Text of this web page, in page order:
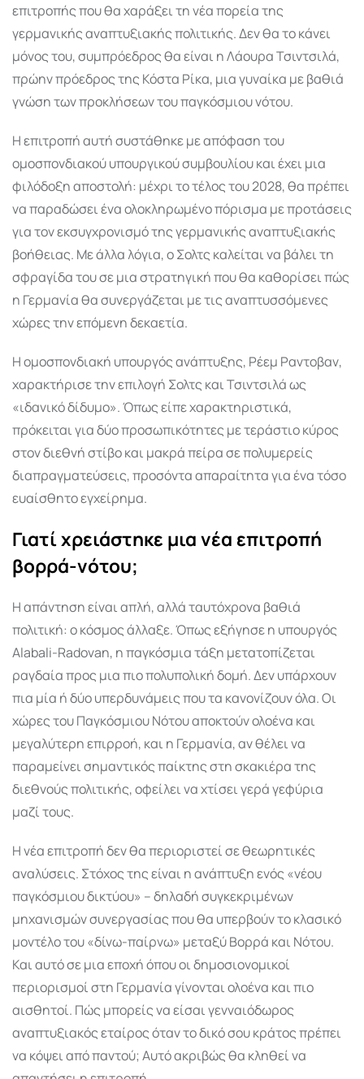
επιτροπής που θα χαράξει τη νέα πορεία της
γερμανικής αναπτυξιακής πολιτικής. Δεν θα το κάνει
μόνος του, συμπρόεδρος θα είναι η Λάουρα Τσιντσιλά,
πρώην πρόεδρος της Κόστα Ρίκα, μια γυναίκα με βαθιά
γνώση των προκλήσεων του παγκόσμιου νότου.
Η επιτροπή αυτή συστάθηκε με απόφαση του
ομοσπονδιακού υπουργικού συμβουλίου και έχει μια
φιλόδοξη αποστολή: μέχρι το τέλος του 2028, θα πρέπει
να παραδώσει ένα ολοκληρωμένο πόρισμα με προτάσεις
για τον εκσυγχρονισμό της γερμανικής αναπτυξιακής
βοήθειας. Με άλλα λόγια, ο Σολτς καλείται να βάλει τη
σφραγίδα του σε μια στρατηγική που θα καθορίσει πώς
η Γερμανία θα συνεργάζεται με τις αναπτυσσόμενες
χώρες την επόμενη δεκαετία.
Η ομοσπονδιακή υπουργός ανάπτυξης, Ρέεμ Ραντοβαν,
χαρακτήρισε την επιλογή Σολτς και Τσιντσιλά ως
«ιδανικό δίδυμο». Όπως είπε χαρακτηριστικά,
πρόκειται για δύο προσωπικότητες με τεράστιο κύρος
στον διεθνή στίβο και μακρά πείρα σε πολυμερείς
διαπραγματεύσεις, προσόντα απαραίτητα για ένα τόσο
ευαίσθητο εγχείρημα.
Γιατί χρειάστηκε μια νέα επιτροπή
βορρά-νότου;
Η απάντηση είναι απλή, αλλά ταυτόχρονα βαθιά
πολιτική: ο κόσμος άλλαξε. Όπως εξήγησε η υπουργός
Alabali-Radovan, η παγκόσμια τάξη μετατοπίζεται
ραγδαία προς μια πιο πολυπολική δομή. Δεν υπάρχουν
πια μία ή δύο υπερδυνάμεις που τα κανονίζουν όλα. Οι
χώρες του Παγκόσμιου Νότου αποκτούν ολοένα και
μεγαλύτερη επιρροή, και η Γερμανία, αν θέλει να
παραμείνει σημαντικός παίκτης στη σκακιέρα της
διεθνούς πολιτικής, οφείλει να χτίσει γερά γεφύρια
μαζί τους.
Η νέα επιτροπή δεν θα περιοριστεί σε θεωρητικές
αναλύσεις. Στόχος της είναι η ανάπτυξη ενός «νέου
παγκόσμιου δικτύου» – δηλαδή συγκεκριμένων
μηχανισμών συνεργασίας που θα υπερβούν το κλασικό
μοντέλο του «δίνω-παίρνω» μεταξύ Βορρά και Νότου.
Και αυτό σε μια εποχή όπου οι δημοσιονομικοί
περιορισμοί στη Γερμανία γίνονται ολοένα και πιο
αισθητοί. Πώς μπορείς να είσαι γενναιόδωρος
αναπτυξιακός εταίρος όταν το δικό σου κράτος πρέπει
να κόψει από παντού; Αυτό ακριβώς θα κληθεί να